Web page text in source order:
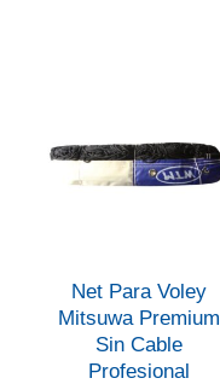
Net Para Voley
Mitsuwa Premium
Sin Cable
Profesional